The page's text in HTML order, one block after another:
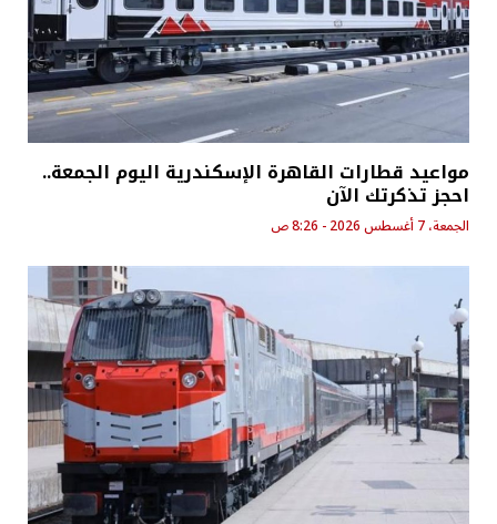
مواعيد قطارات القاهرة الإسكندرية اليوم الجمعة..
احجز تذكرتك الآن
الجمعة، 7 أغسطس 2026 - 8:26 ص